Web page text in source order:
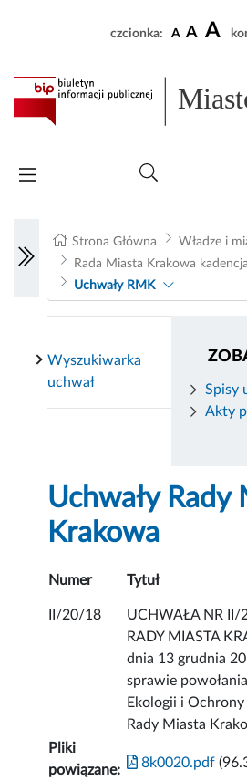
czcionka: A A A
Strona Główna
Władze i
Rada Miasta Krakowa
Uchwały RMK
Spisy
Akty
Wyszukiwarka
uchwał
Uchwały Rady
Krakowa
Numer Tytuł
II/20/18
UCHWAŁA NR II/
RADY MIASTA
dnia 13 grudnia
sprawie
Ekologii i
Rady Miasta
Pliki
powiązane:
8k0020.pdf